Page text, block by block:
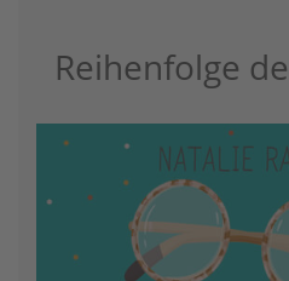
Reihenfolge